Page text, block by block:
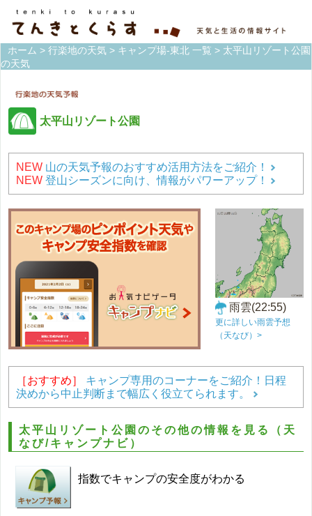
ホーム > 行楽地の天気 > キャンプ場-東北 一覧 > 太平山リゾート公園
の天気
太平山リゾート公園
NEW 山の天気予報のおすすめ活用方法をご紹介！
NEW 登山シーズンに向け、情報がパワーアップ！
雨雲(22:55)
更に詳しい雨雲予想
（天なび）>
［おすすめ］
キャンプ専用のコーナーをご紹介！日程
決めから中止判断まで幅広く役立てられます。
太平山リゾート公園のその他の情報を見る（天
なび/キャンプナビ）
指数でキャンプの安全度がわかる